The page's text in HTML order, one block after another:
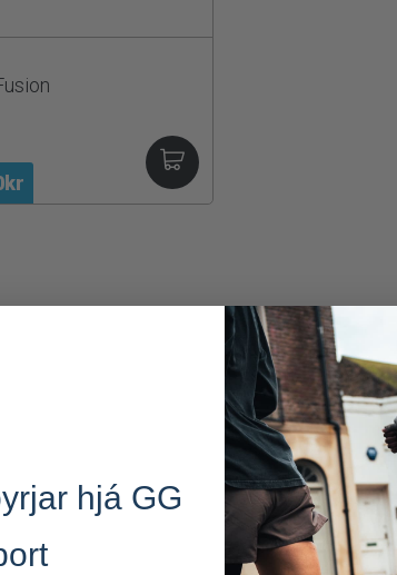
hjá GG